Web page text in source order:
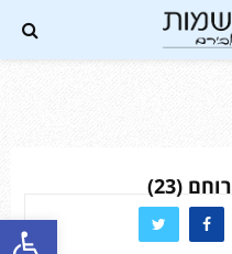
פתח סרגל נגישות